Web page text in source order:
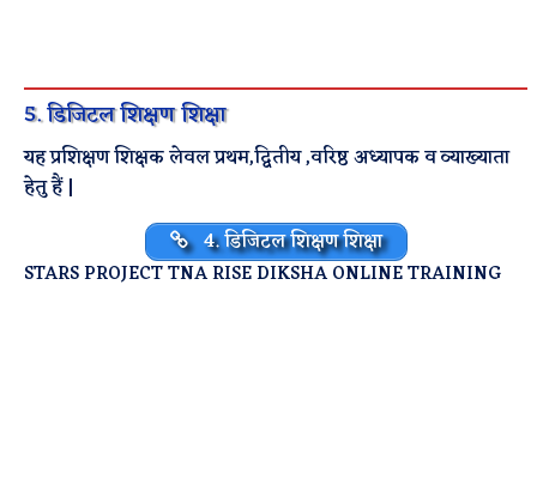
5. डिजिटल शिक्षण शिक्षा
यह प्रशिक्षण शिक्षक लेवल प्रथम,द्वितीय ,वरिष्ठ अध्यापक व व्याख्याता
हेतु हैं |
4. डिजिटल शिक्षण शिक्षा
STARS PROJECT TNA RISE DIKSHA ONLINE TRAINING